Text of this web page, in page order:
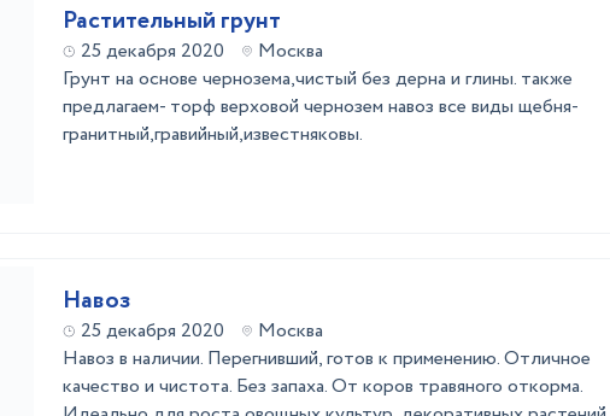
Растительный грунт
25 декабря 2020
Москва
Грунт на основе чернозема,чистый без дерна и глины. также
предлагаем- торф верховой чернозем навоз все виды щебня-
гранитный,гравийный,известняковы.
Навоз
25 декабря 2020
Москва
Навоз в наличии. Перегнивший, готов к применению. Отличное
качество и чистота. Без запаха. От коров травяного откорма.